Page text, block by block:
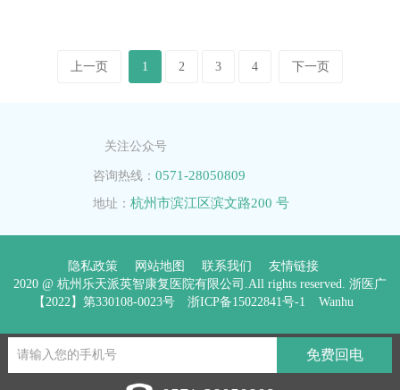
床，血压还不是太好，但整体情况比之前好多了，这对我们
上一页 1 2 3 4 下一页
关注公众号
咨询热线： 0571-28050809
地址： 杭州市滨江区滨文路200 号
隐私政策 网站地图 联系我们
友情链接
2020 @ 杭州乐天派英智康复医院有限公司.All rights reserved. 浙医广
【2022】第330108-0023号 浙ICP备15022841号-1 Wanhu